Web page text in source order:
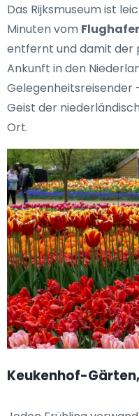
Das Rijksmuseum ist
Minuten vom
entfernt und damit der
Ankunft in den
Gelegenheitsreisender
Geist der
Ort.
Keukenhof-